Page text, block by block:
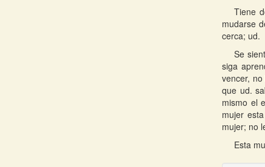
Tiene
mudarse
cerca; ud.
Se
siga
vencer,
que ud.
mismo el
mujer
mujer; no
Esta